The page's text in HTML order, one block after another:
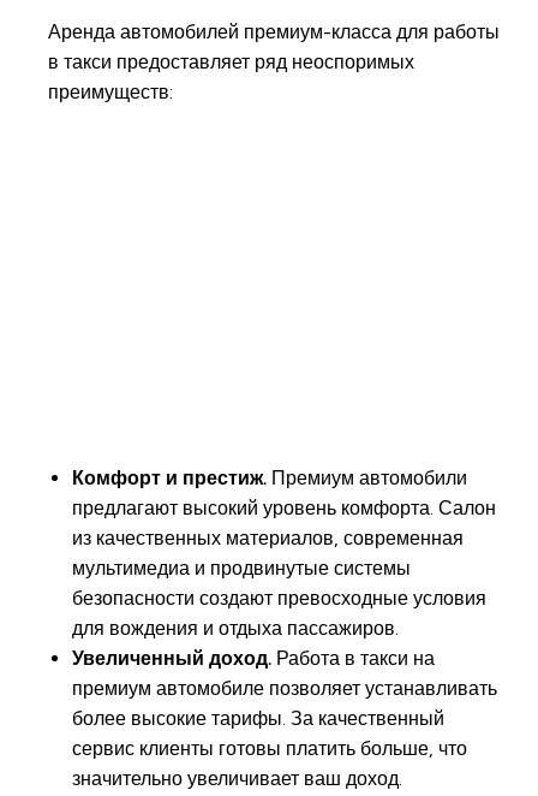
Аренда автомобилей премиум-класса для работы
в такси предоставляет ряд неоспоримых
преимуществ:
Комфорт и престиж. Премиум автомобили
предлагают высокий уровень комфорта. Салон
из качественных материалов, современная
мультимедиа и продвинутые системы
безопасности создают превосходные условия
для вождения и отдыха пассажиров.
Увеличенный доход. Работа в такси на
премиум автомобиле позволяет устанавливать
более высокие тарифы. За качественный
сервис клиенты готовы платить больше, что
значительно увеличивает ваш доход.